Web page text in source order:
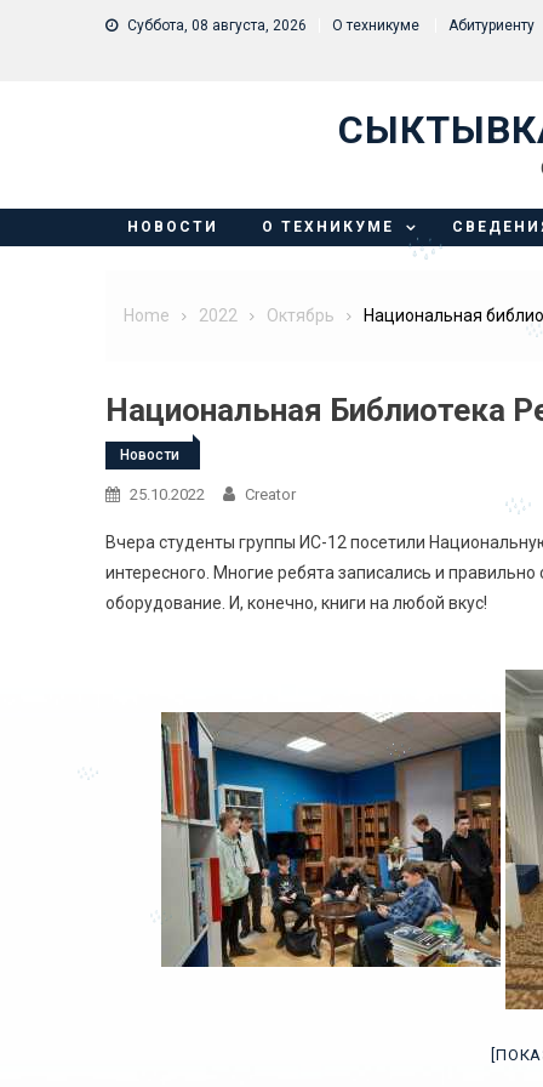
Skip to content
Суббота, 08 августа, 2026 О техникуме Абитуриенту
НОВОСТИ О ТЕХНИКУМЕ
Home 2022 Октябрь Национальная
Национальная Библиотека
Новости
25.10.2022 Creator
Вчера студенты группы ИС-12 посетили
интересного. Многие ребята записались и
оборудование. И, конечно, книги на любой вкус!